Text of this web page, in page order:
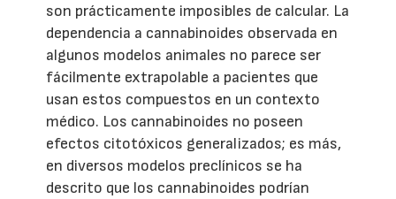
son prácticamente imposibles de calcular. La
dependencia a cannabinoides observada en
algunos modelos animales no parece ser
fácilmente extrapolable a pacientes que
usan estos compuestos en un contexto
médico. Los cannabinoides no poseen
efectos citotóxicos generalizados; es más,
en diversos modelos preclínicos se ha
descrito que los cannabinoides podrían